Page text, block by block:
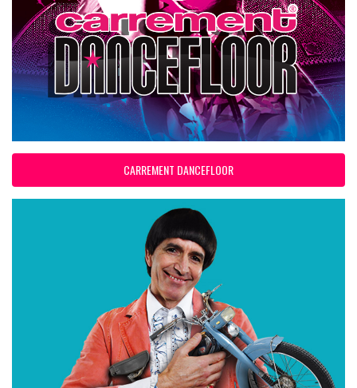
CARREMENT DANCEFLOOR